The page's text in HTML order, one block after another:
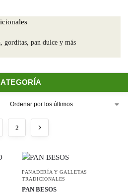
gorditas, pan dulce y más
2
PANADERÍA Y GALLETAS
TRADICIONALES
PAN BESOS